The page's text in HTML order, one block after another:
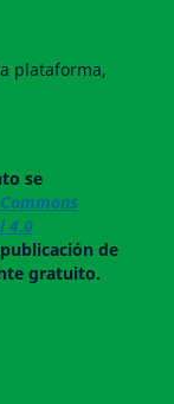
plataforma,
se
4.0
de
gratuito.